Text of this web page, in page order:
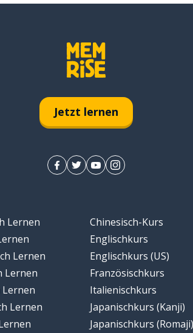
Jetzt lernen
Lernen
Lernen
Lernen
Lernen
Lernen
Chinesisch-Kurs
Englischkurs
Englischkurs (US)
Französischkurs
Italienischkurs
Japanischkurs (Kanji)
Japanischkurs (Romaji)